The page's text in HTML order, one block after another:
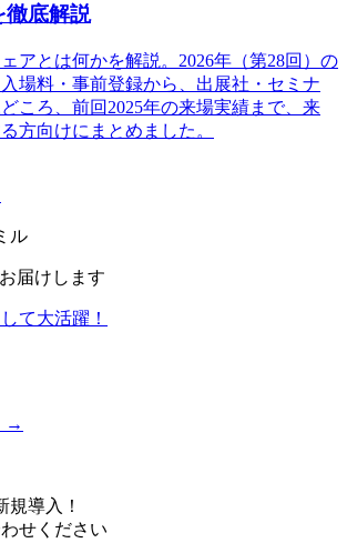
徹底解説
アとは何かを解説。2026年（第28回）の
場料・事前登録から、出展社・セミナ
ころ、前回2025年の来場実績まで、来
方向けにまとめました。
ル
届けします
て大活躍！
→
規導入！
せください